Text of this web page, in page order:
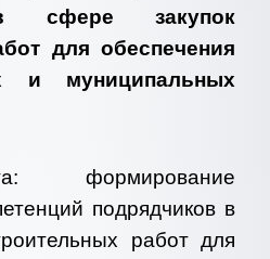
сфере закупок
для обеспечения
и муниципальных
формирование
подрядчиков в
работ для